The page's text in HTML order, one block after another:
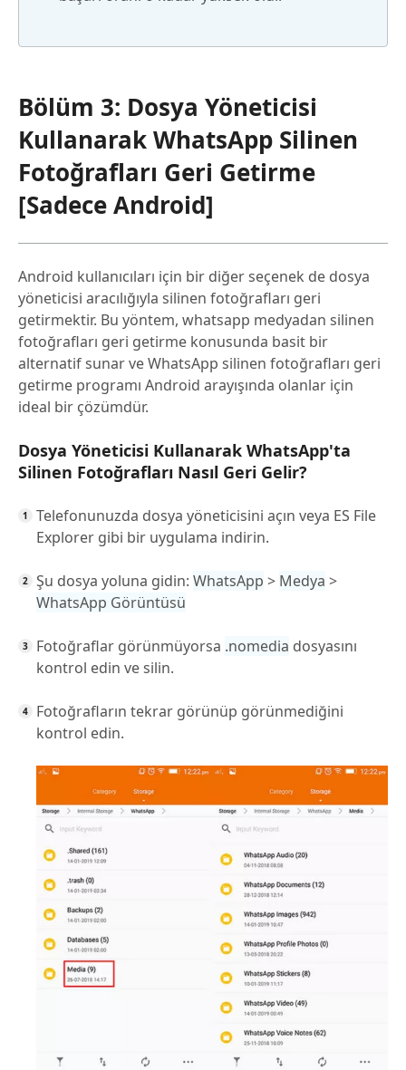
Bölüm 3: Dosya Yöneticisi
Kullanarak WhatsApp Silinen
Fotoğrafları Geri Getirme
[Sadece Android]
Android kullanıcıları için bir diğer seçenek de dosya
yöneticisi aracılığıyla silinen fotoğrafları geri
getirmektir. Bu yöntem, whatsapp medyadan silinen
fotoğrafları geri getirme konusunda basit bir
alternatif sunar ve WhatsApp silinen fotoğrafları geri
getirme programı Android arayışında olanlar için
ideal bir çözümdür.
Dosya Yöneticisi Kullanarak WhatsApp'ta
Silinen Fotoğrafları Nasıl Geri Gelir?
Telefonunuzda dosya yöneticisini açın veya ES File
Explorer gibi bir uygulama indirin.
Şu dosya yoluna gidin: WhatsApp > Medya >
WhatsApp Görüntüsü
Fotoğraflar görünmüyorsa .nomedia dosyasını
kontrol edin ve silin.
Fotoğrafların tekrar görünüp görünmediğini
kontrol edin.